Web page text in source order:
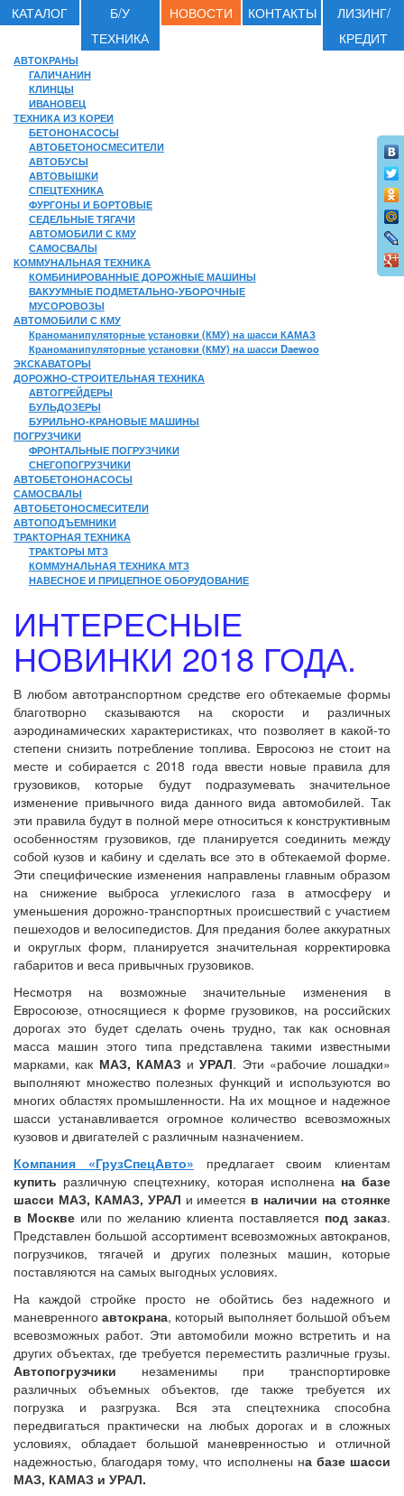
КАТАЛОГ
Б/У
ТЕХНИКА
НОВОСТИ КОНТАКТЫ
ЛИЗИНГ/
КРЕДИТ
АВТОКРАНЫ
ГАЛИЧАНИН
КЛИНЦЫ
ИВАНОВЕЦ
ТЕХНИКА ИЗ КОРЕИ
БЕТОНОНАСОСЫ
АВТОБЕТОНОСМЕСИТЕЛИ
АВТОБУСЫ
АВТОВЫШКИ
СПЕЦТЕХНИКА
ФУРГОНЫ И БОРТОВЫЕ
СЕДЕЛЬНЫЕ ТЯГАЧИ
АВТОМОБИЛИ С КМУ
САМОСВАЛЫ
КОММУНАЛЬНАЯ ТЕХНИКА
КОМБИНИРОВАННЫЕ ДОРОЖНЫЕ МАШИНЫ
ВАКУУМНЫЕ ПОДМЕТАЛЬНО-УБОРОЧНЫЕ
МУСОРОВОЗЫ
АВТОМОБИЛИ С КМУ
Краноманипуляторные установки (КМУ) на шасси КАМАЗ
Краноманипуляторные установки (КМУ) на шасси Daewoo
ЭКСКАВАТОРЫ
ДОРОЖНО-СТРОИТЕЛЬНАЯ ТЕХНИКА
АВТОГРЕЙДЕРЫ
БУЛЬДОЗЕРЫ
БУРИЛЬНО-КРАНОВЫЕ МАШИНЫ
ПОГРУЗЧИКИ
ФРОНТАЛЬНЫЕ ПОГРУЗЧИКИ
СНЕГОПОГРУЗЧИКИ
АВТОБЕТОНОНАСОСЫ
САМОСВАЛЫ
АВТОБЕТОНОСМЕСИТЕЛИ
АВТОПОДЪЕМНИКИ
ТРАКТОРНАЯ ТЕХНИКА
ТРАКТОРЫ МТЗ
КОММУНАЛЬНАЯ ТЕХНИКА МТЗ
НАВЕСНОЕ И ПРИЦЕПНОЕ ОБОРУДОВАНИЕ
ИНТЕРЕСНЫЕ
НОВИНКИ 2018 ГОДА.
В любом автотранспортном средстве его обтекаемые формы
благотворно сказываются на скорости и различных
аэродинамических характеристиках, что позволяет в какой-то
степени снизить потребление топлива. Евросоюз не стоит на
месте и собирается с 2018 года ввести новые правила для
грузовиков, которые будут подразумевать значительное
изменение привычного вида данного вида автомобилей. Так
эти правила будут в полной мере относиться к конструктивным
особенностям грузовиков, где планируется соединить между
собой кузов и кабину и сделать все это в обтекаемой форме.
Эти специфические изменения направлены главным образом
на снижение выброса углекислого газа в атмосферу и
уменьшения дорожно-транспортных происшествий с участием
пешеходов и велосипедистов. Для предания более аккуратных
и округлых форм, планируется значительная корректировка
габаритов и веса привычных грузовиков.
Несмотря на возможные значительные изменения в
Евросоюзе, относящиеся к форме грузовиков, на российских
дорогах это будет сделать очень трудно, так как основная
масса машин этого типа представлена такими известными
марками, как МАЗ, КАМАЗ иУРАЛ. Эти «рабочие лошадки»
выполняют множество полезных функций и используются во
многих областях промышленности. На их мощное и надежное
шасси устанавливается огромное количество всевозможных
кузовов и двигателей с различным назначением.
Компания «ГрузСпецАвто» предлагает своим клиентам
купить различную спецтехнику, которая исполнена на базе
шасси МАЗ, КАМАЗ, УРАЛ и имеется в наличии на стоянке
в Москве или по желанию клиента поставляется под заказ.
Представлен большой ассортимент всевозможных автокранов,
погрузчиков, тягачей и других полезных машин, которые
поставляются на самых выгодных условиях.
На каждой стройке просто не обойтись без надежного и
маневренногоавтокрана, который выполняет большой объем
всевозможных работ. Эти автомобили можно встретить и на
других объектах, где требуется переместить различные грузы.
Автопогрузчики незаменимы при транспортировке
различных объемных объектов, где также требуется их
погрузка и разгрузка. Вся эта спецтехника способна
передвигаться практически на любых дорогах и в сложных
условиях, обладает большой маневренностью и отличной
надежностью, благодаря тому, что исполнены на базе шасси
МАЗ, КАМАЗ и УРАЛ.